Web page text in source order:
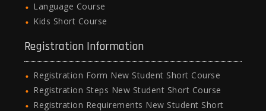
Language Course
Kids Short Course
Registration Information
Registration Form New Student Short Course
Registration Steps New Student Short Course
Registration Requirements New Student Short